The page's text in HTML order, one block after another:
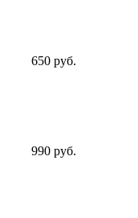
650 руб.
990 руб.